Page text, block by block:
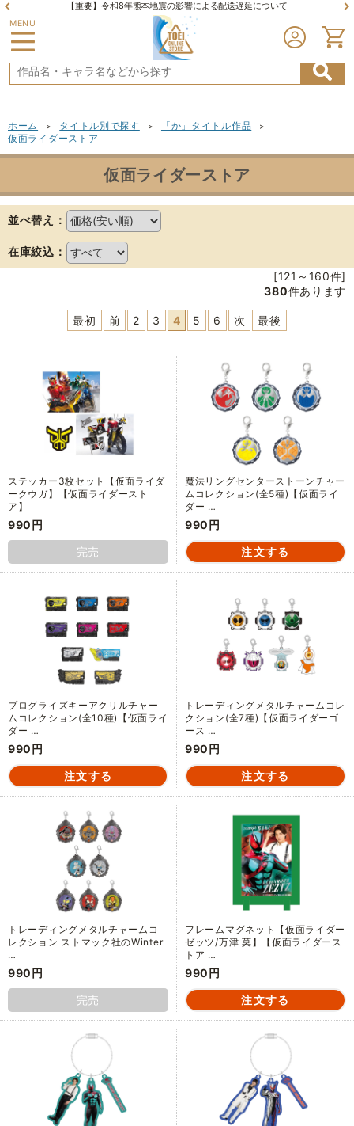
【重要】令和8年熊本地震の影響による配送遅延について
MENU
ホーム > タイトル別で探す > 「か」タイトル作品 >
仮面ライダーストア
仮面ライダーストア
並べ替え：
在庫絞込：
[121～160件]
380件あります
最初 前 2 3 4 5 6 次 最後
ステッカー3枚セット【仮面ライダ
ークウガ】【仮面ライダースト
ア】
990円
完売
魔法リングセンターストーンチャー
ムコレクション(全5種)【仮面ライ
ダー …
990円
プログライズキーアクリルチャー
ムコレクション(全10種)【仮面ライ
ダー …
990円
トレーディングメタルチャームコレ
クション(全7種)【仮面ライダーゴ
ース …
990円
トレーディングメタルチャームコ
レクション ストマック社のWinter
…
990円
完売
フレームマグネット【仮面ライダー
ゼッツ/万津 莫】【仮面ライダース
トア …
990円